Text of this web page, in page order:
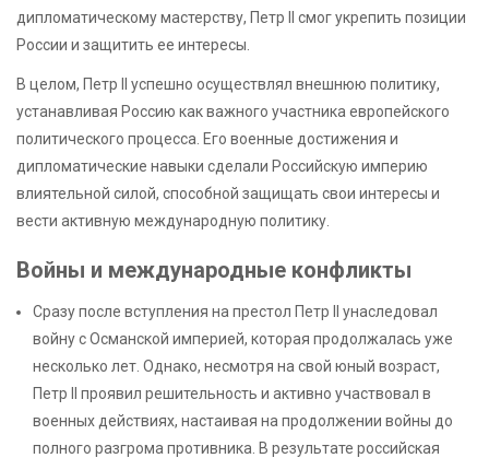
дипломатическому мастерству, Петр II смог укрепить позиции
России и защитить ее интересы.
В целом, Петр II успешно осуществлял внешнюю политику,
устанавливая Россию как важного участника европейского
политического процесса. Его военные достижения и
дипломатические навыки сделали Российскую империю
влиятельной силой, способной защищать свои интересы и
вести активную международную политику.
Войны и международные конфликты
Сразу после вступления на престол Петр II унаследовал
войну с Османской империей, которая продолжалась уже
несколько лет. Однако, несмотря на свой юный возраст,
Петр II проявил решительность и активно участвовал в
военных действиях, настаивая на продолжении войны до
полного разгрома противника. В результате российская